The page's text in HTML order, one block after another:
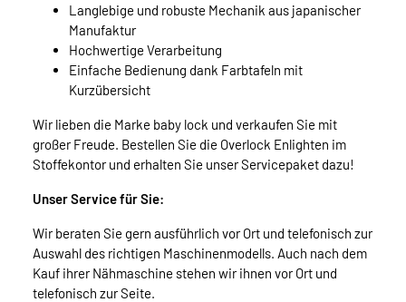
Langlebige und robuste Mechanik aus japanischer
Manufaktur
Hochwertige Verarbeitung
Einfache Bedienung dank Farbtafeln mit
Kurzübersicht
Wir lieben die Marke baby lock und verkaufen Sie mit
großer Freude. Bestellen Sie die Overlock Enlighten im
Stoffekontor und erhalten Sie unser Servicepaket dazu!
Unser Service für Sie:
Wir beraten Sie gern ausführlich vor Ort und telefonisch zur
Auswahl des richtigen Maschinenmodells. Auch nach dem
Kauf ihrer Nähmaschine stehen wir ihnen vor Ort und
telefonisch zur Seite.